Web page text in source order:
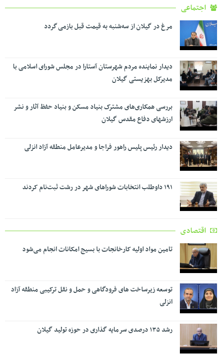
اجتماعی
مرغ در گیلان از سه‌شنبه به قیمت قبل بازمی گردد
دیدار نماینده مردم شهرستان آستارا در مجلس شورای اسلامی با
مدیرکل بهزیستی گیلان
بررسی همکاری‌های مشترک بنیاد مسکن و بنیاد حفظ آثار و نشر
ارزشهای دفاع مقدس گیلان
دیدار رئیس پلیس راهور فراجا و مدیرعامل منطقه آزاد انزلی
۱۹۱ داوطلب انتخابات شوراهای شهر در رشت ثبت‌نام کردند
اقتصادی
تامین مواد اولیه کارخانجات با بسیج امکانات انجام می‌شود
توسعه زیرساخت های فرودگاهی و حمل و نقل ترکیبی منطقه آزاد
انزلی
رشد ۱۳۵ درصدی سرمایه گذاری در حوزه تولید گیلان